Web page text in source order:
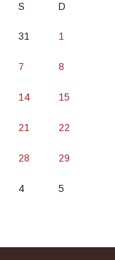
S D
31 1
7 8
14 15
21 22
28 29
4 5